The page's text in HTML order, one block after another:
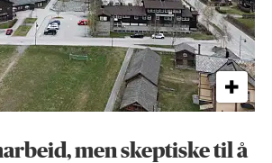
men skeptiske til å